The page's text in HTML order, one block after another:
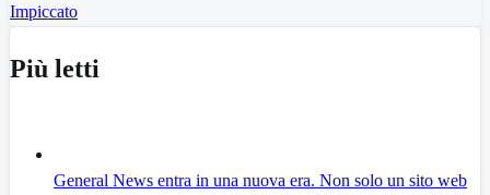
Impiccato
Più letti
General News entra in una nuova era. Non solo un sito web